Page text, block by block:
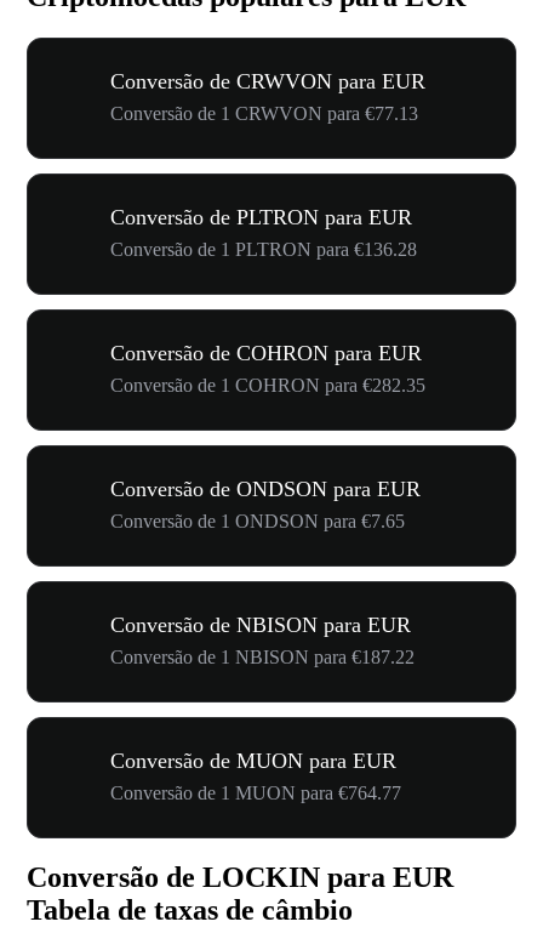
Conversão de CRWVON para EUR
Conversão de 1 CRWVON para €77.13
Conversão de PLTRON para EUR
Conversão de 1 PLTRON para €136.28
Conversão de COHRON para EUR
Conversão de 1 COHRON para €282.35
Conversão de ONDSON para EUR
Conversão de 1 ONDSON para €7.65
Conversão de NBISON para EUR
Conversão de 1 NBISON para €187.22
Conversão de MUON para EUR
Conversão de 1 MUON para €764.77
Conversão de LOCKIN para EUR
Tabela de taxas de câmbio